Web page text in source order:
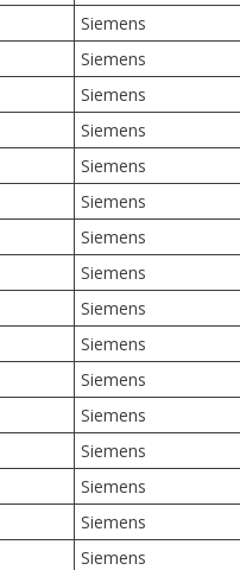
Siemens
Siemens
Siemens
Siemens
Siemens
Siemens
Siemens
Siemens
Siemens
Siemens
Siemens
Siemens
Siemens
Siemens
Siemens
Siemens